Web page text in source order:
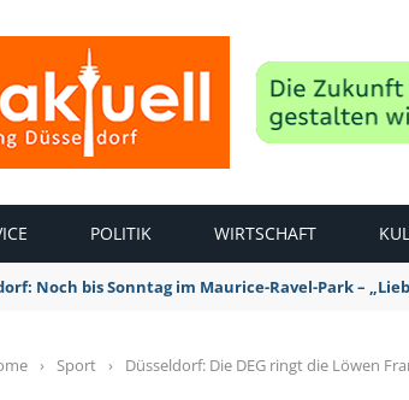
POLITIK WIRTSCHAFT
Noch bis Sonntag im Maurice-Ravel-Park –
› Sport › Düsseldorf: Die DEG ringt die Löwen